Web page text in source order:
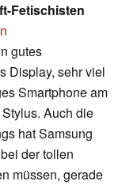
Fetischisten
gutes
Display, sehr viel
Smartphone am
Auch die
hat Samsung
der tollen
müssen, gerade